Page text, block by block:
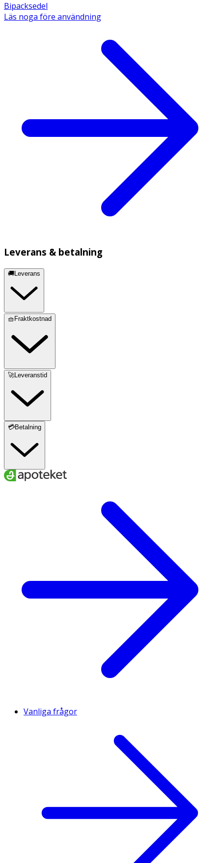
Bipacksedel
Läs noga före användning
Leverans & betalning
🚚Leverans
🧺Fraktkostnad
🚀Leveranstid
💳Betalning
Vanliga frågor